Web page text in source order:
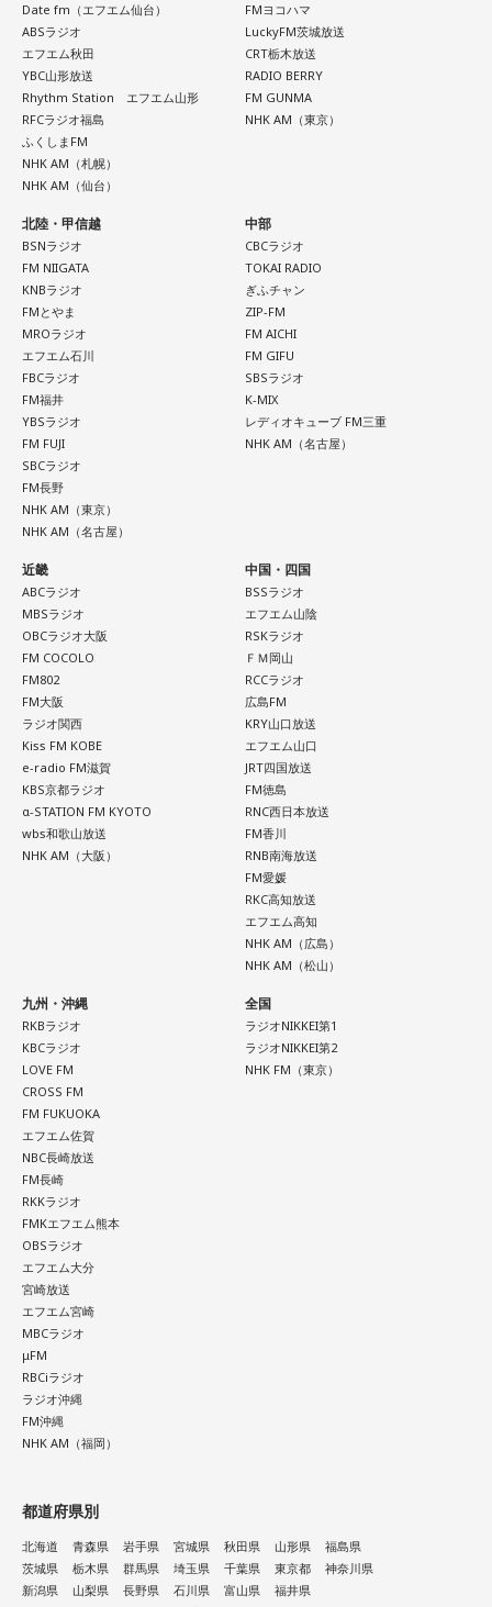
Date fm（エフエム仙台）
ABSラジオ
エフエム秋田
YBC山形放送
Rhythm Station エフエム山形
RFCラジオ福島
ふくしまFM
NHK AM（札幌）
NHK AM（仙台）
FMヨコハマ
LuckyFM茨城放送
CRT栃木放送
RADIO BERRY
FM GUNMA
NHK AM（東京）
北陸・甲信越
BSNラジオ
FM NIIGATA
KNBラジオ
FMとやま
MROラジオ
エフエム石川
FBCラジオ
FM福井
YBSラジオ
FM FUJI
SBCラジオ
FM長野
NHK AM（東京）
NHK AM（名古屋）
中部
CBCラジオ
TOKAI RADIO
ぎふチャン
ZIP-FM
FM AICHI
FM GIFU
SBSラジオ
K-MIX
レディオキューブ FM三重
NHK AM（名古屋）
近畿
ABCラジオ
MBSラジオ
OBCラジオ大阪
FM COCOLO
FM802
FM大阪
ラジオ関西
Kiss FM KOBE
e-radio FM滋賀
KBS京都ラジオ
α-STATION FM KYOTO
wbs和歌山放送
NHK AM（大阪）
中国・四国
BSSラジオ
エフエム山陰
RSKラジオ
ＦＭ岡山
RCCラジオ
広島FM
KRY山口放送
エフエム山口
JRT四国放送
FM徳島
RNC西日本放送
FM香川
RNB南海放送
FM愛媛
RKC高知放送
エフエム高知
NHK AM（広島）
NHK AM（松山）
九州・沖縄
RKBラジオ
KBCラジオ
LOVE FM
CROSS FM
FM FUKUOKA
エフエム佐賀
NBC長崎放送
FM長崎
RKKラジオ
FMKエフエム熊本
OBSラジオ
エフエム大分
宮崎放送
エフエム宮崎
MBCラジオ
μFM
RBCiラジオ
ラジオ沖縄
FM沖縄
NHK AM（福岡）
全国
ラジオNIKKEI第1
ラジオNIKKEI第2
NHK FM（東京）
都道府県別
北海道 青森県 岩手県 宮城県 秋田県 山形県
福島県
茨城県
栃木県 群馬県 埼玉県 千葉県 東京都
神奈川県
新潟県
山梨県 長野県 石川県 富山県
福井県